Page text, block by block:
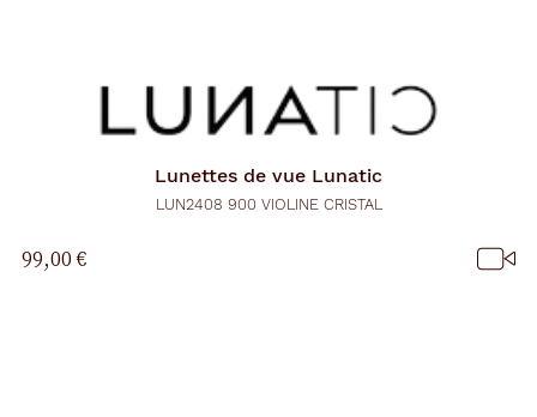
Lunettes de vue Lunatic
LUN2408 900 VIOLINE CRISTAL
99,00 €